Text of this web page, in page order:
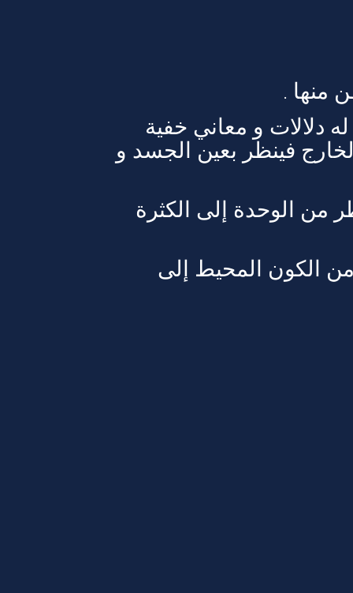
منها .
دلالات و معاني خفية
فينظر بعين الجسد و
من الوحدة إلى الكثرة
الكون المحيط إلى